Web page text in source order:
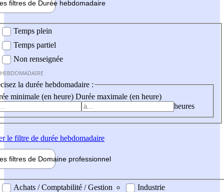
filtres de Durée hebdomadaire
Temps plein
Temps partiel
Non renseignée
la durée hebdomadaire :
minimale (en heure) Durée maximale (en heure)
heures
le filtre de durée hebdomadaire
filtres de Domaine professionnel
professionel
Achats / Comptabilité / Gestion
Industrie